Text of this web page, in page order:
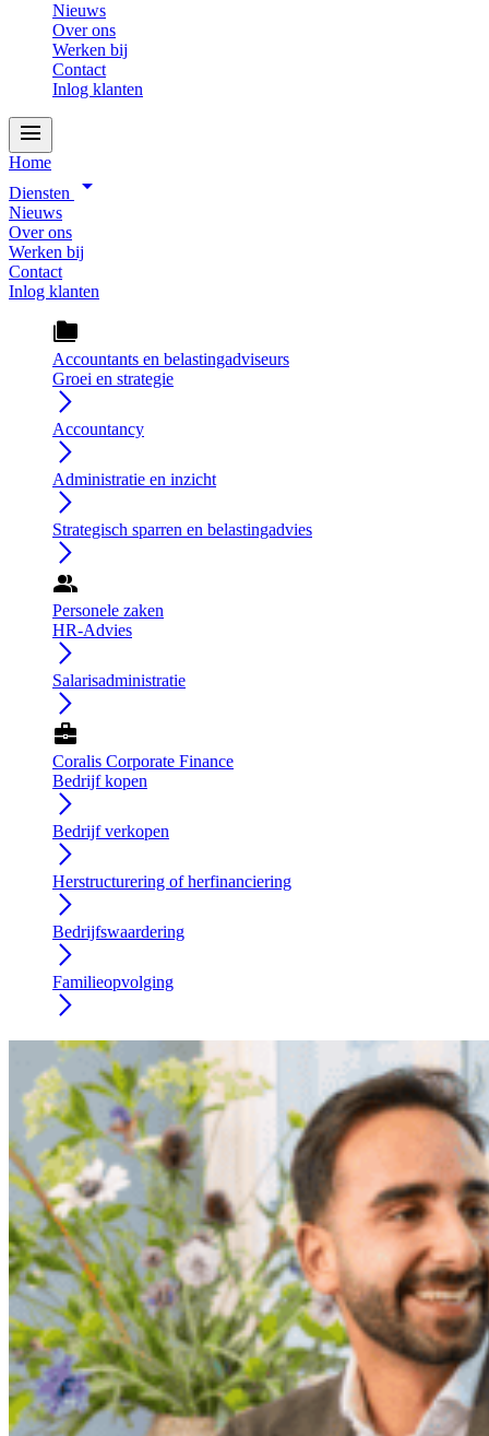
Nieuws
Over ons
Werken bij
Contact
Inlog klanten
menu
Home
Diensten
arrow_drop_down
Nieuws
Over ons
Werken bij
Contact
Inlog klanten
folder_copy
Accountants en belastingadviseurs
Groei en strategie
arrow_forward_ios
Accountancy
arrow_forward_ios
Administratie en inzicht
arrow_forward_ios
Strategisch sparren en belastingadvies
arrow_forward_ios
group
Personele zaken
HR-Advies
arrow_forward_ios
Salarisadministratie
arrow_forward_ios
business_center
Coralis Corporate Finance
Bedrijf kopen
arrow_forward_ios
Bedrijf verkopen
arrow_forward_ios
Herstructurering of herfinanciering
arrow_forward_ios
Bedrijfswaardering
arrow_forward_ios
Familieopvolging
arrow_forward_ios